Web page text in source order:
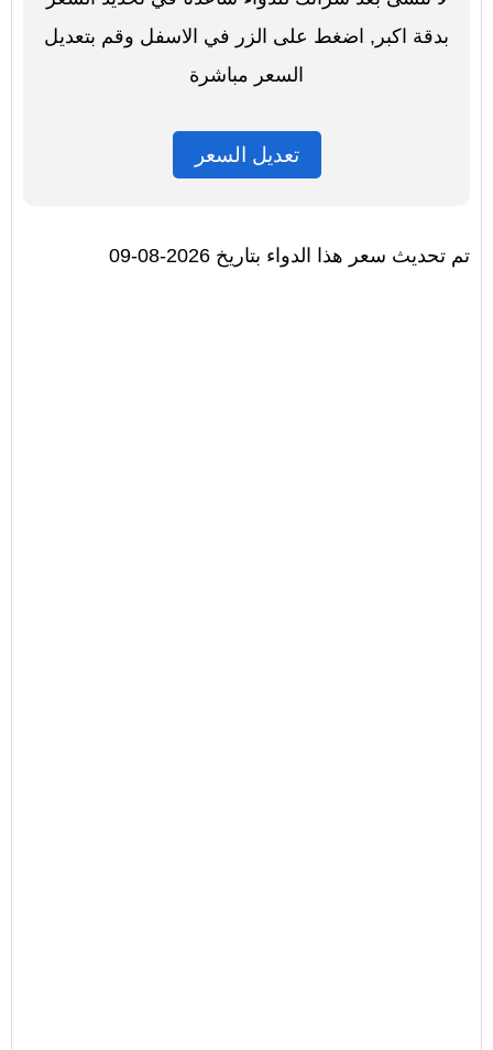
بدقة اكبر, اضغط على الزر في الاسفل وقم بتعديل
السعر مباشرة
تعديل السعر
تم تحديث سعر هذا الدواء بتاريخ 2026-08-09